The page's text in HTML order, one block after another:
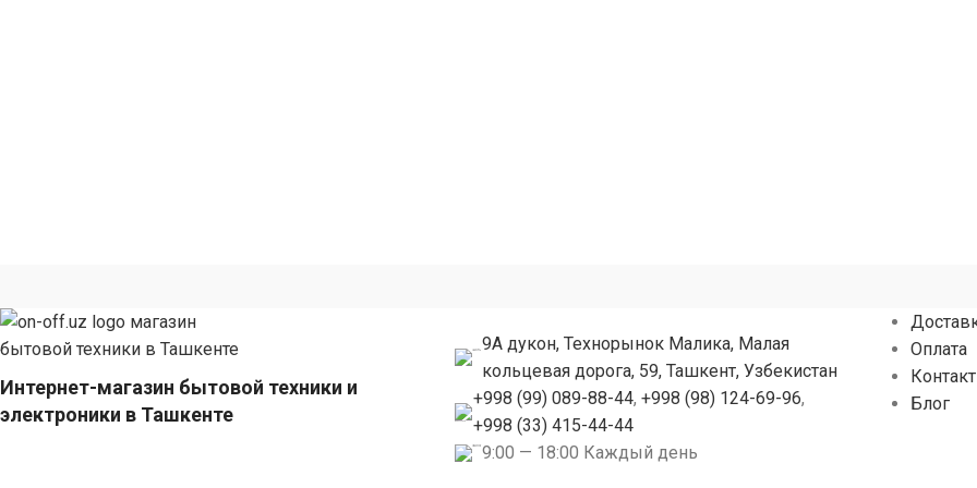
Интернет-магазин бытовой техники и
электроники в Ташкенте
9А дукон, Технорынок Малика, Малая
кольцевая дорога, 59, Ташкент, Узбекистан
+998 (99) 089-88-44,+998 (98) 124-69-96,
+998 (33) 415-44-44
9:00 — 18:00 Каждый день
Оплата
Блог